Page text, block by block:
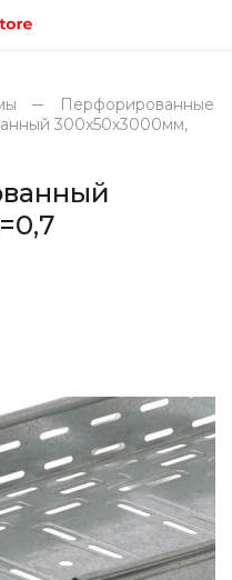
Перфорированные
300х50х3000мм,